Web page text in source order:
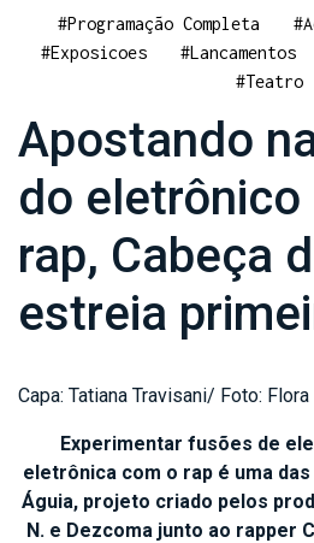
#Programação Completa
#Exposicoes
#Lancamentos
#Teatro
Apostando
do eletrônico
rap, Cabeça
estreia
Capa: Tatiana Travisani/ Foto: Flora
Experimentar fusões de
eletrônica com o rap é uma
Águia, projeto criado pelos
N. e Dezcoma junto ao rapper